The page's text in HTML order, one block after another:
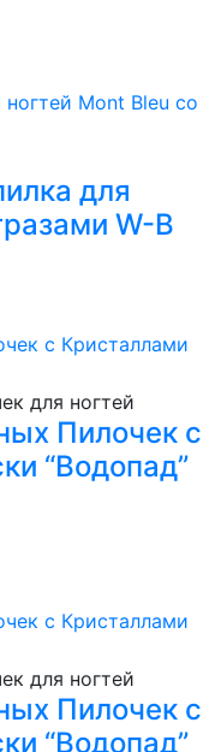
для
W-B
для ногтей
Пилочек с
“Водопад”
для ногтей
Пилочек с
“Водопад”